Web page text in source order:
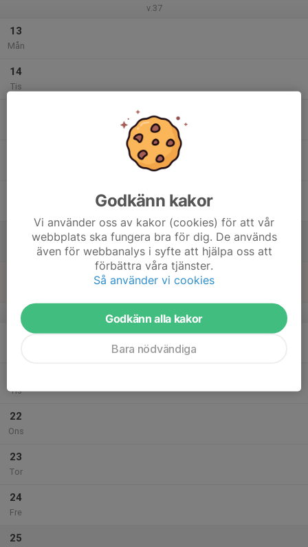
v.37
13
Mån
14
Tis
v.38
Tis
22
Ons
23
Tor
24
Fre
25
Godkänn kakor
Vi använder oss av kakor (cookies) för att vår
webbplats ska fungera bra för dig. De används
även för webbanalys i syfte att hjälpa oss att
förbättra våra tjänster.
Så använder vi cookies
Godkänn alla kakor
Bara nödvändiga